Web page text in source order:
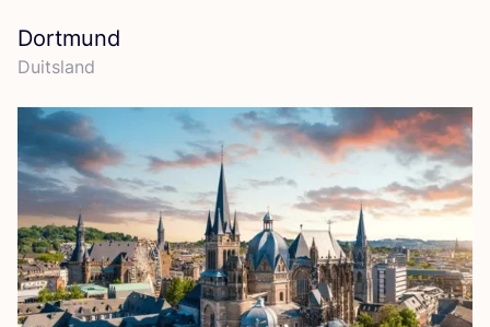
Dortmund
Duits­land